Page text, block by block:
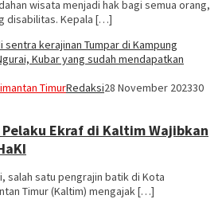
wisata menjadi hak bagi semua orang,
disabilitas. Kepala […]
TimurRedaksi28 November 202330
Ekraf di Kaltim Wajibkan
salah satu pengrajin batik di Kota
Timur (Kaltim) mengajak […]